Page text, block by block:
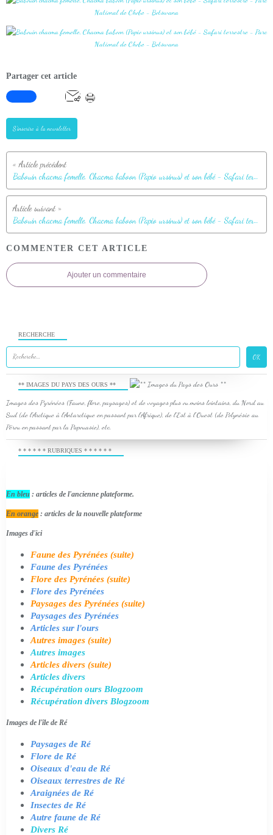
Partager cet article
S'inscrire à la newsletter
Babouin chacma femelle, Chacma baboon (Papio ursinus) et son bébé - Safari terrestre - Parc National de Chobe - Botswana
Babouin chacma femelle, Chacma baboon (Papio ursinus) et son bébé - Safari terrestre - Parc National de Chobe - Botswana
COMMENTER CET ARTICLE
Ajouter un commentaire
RECHERCHE
** IMAGES DU PAYS DES OURS **
Images des Pyrénées (Faune, flore, paysages) et de voyages plus ou moins lointains, du Nord au
Sud (de l'Arctique à l'Antarctique en passant par l'Afrique), de l'Est à l'Ouest (de Polynésie au
Pérou en passant par la Papouasie), etc.
* * * * * * RUBRIQUES * * * * * *
En bleu : articles de l'ancienne plateforme.
En orange : articles de la nouvelle plateforme
Images d'ici
Faune des Pyrénées (suite)
Faune des Pyrénées
Flore des Pyrénées (suite)
Flore des Pyrénées
Paysages des Pyrénées (suite)
Paysages des Pyrénées
Articles sur l'ours
Autres images (suite)
Autres images
Articles divers (suite)
Articles divers
Récupération ours Blogzoom
Récupération divers Blogzoom
Images de l'île de Ré
Paysages de Ré
Flore de Ré
Oiseaux d'eau de Ré
Oiseaux terrestres de Ré
Araignées de Ré
Insectes de Ré
Autre faune de Ré
Divers Ré